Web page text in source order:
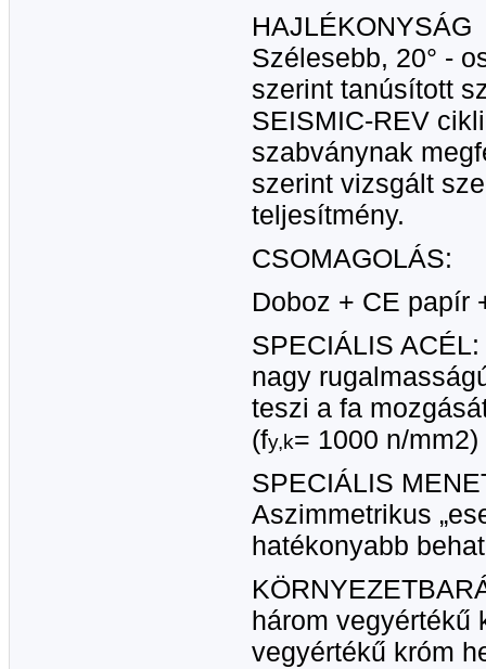
HAJLÉKONYSÁG
Szélesebb, 20° -
szerint tanúsított
SEISMIC-REV
szabványnak
szerint vizsgált
teljesítmény.
CSOMAGOLÁS:
Doboz + CE papír
SPECIÁLIS ACÉL:
nagy
teszi a fa
(fy,k= 1000 n/mm2)
SPECIÁLIS
Aszimmetrikus
hatékonyabb
három vegyértékű
vegyértékű króm